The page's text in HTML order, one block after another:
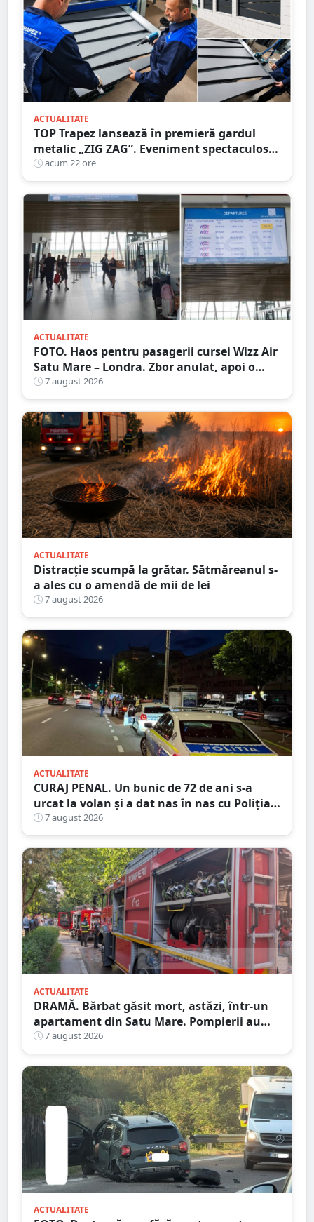
ACTUALITATE
TOP Trapez lansează în premieră gardul
metalic „ZIG ZAG”. Eveniment spectaculos
în Grădina Romei
acum 22 ore
ACTUALITATE
FOTO. Haos pentru pasagerii cursei Wizz Air
Satu Mare – Londra. Zbor anulat, apoi o
nouă întârziere. Fără explicații clare
7 august 2026
ACTUALITATE
Distracție scumpă la grătar. Sătmăreanul s-
a ales cu o amendă de mii de lei
7 august 2026
ACTUALITATE
CURAJ PENAL. Un bunic de 72 de ani s-a
urcat la volan și a dat nas în nas cu Poliția
Satu Mare
7 august 2026
ACTUALITATE
DRAMĂ. Bărbat găsit mort, astăzi, într-un
apartament din Satu Mare. Pompierii au
spart ușa
7 august 2026
ACTUALITATE